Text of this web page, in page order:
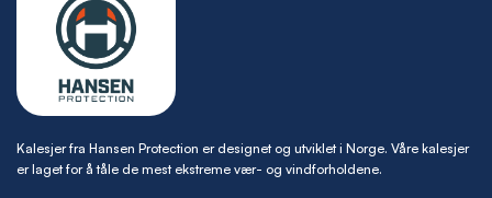
Kalesjer fra Hansen Protection er designet og utviklet i Norge. Våre kalesjer
er laget for å tåle de mest ekstreme vær- og vindforholdene.